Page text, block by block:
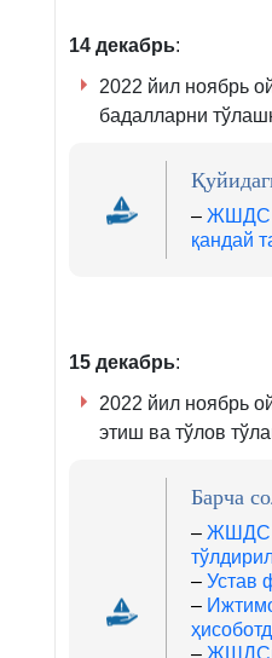
14 декабрь:
2022 йил ноябрь
бадалларни
– ЖШДС
қандай
15 декабрь:
2022 йил ноябрь
этиш ва тўлов
Барча
– ЖШДС
– Устав
–
–